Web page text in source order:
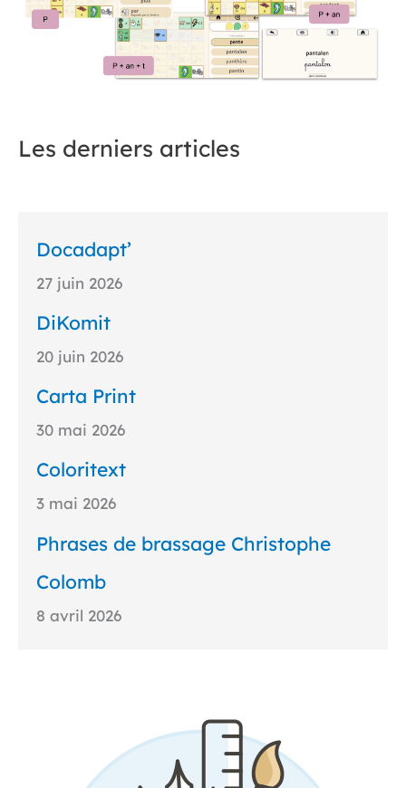
Les derniers articles
Docadapt’
27 juin 2026
DiKomit
20 juin 2026
Carta Print
30 mai 2026
Coloritext
3 mai 2026
Phrases de brassage Christophe
Colomb
8 avril 2026